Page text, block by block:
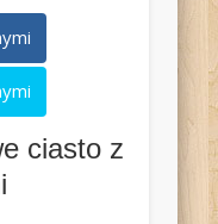
ciasto z